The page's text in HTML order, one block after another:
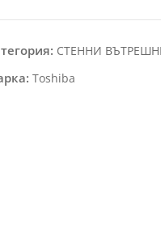
СТЕННИ
Toshiba